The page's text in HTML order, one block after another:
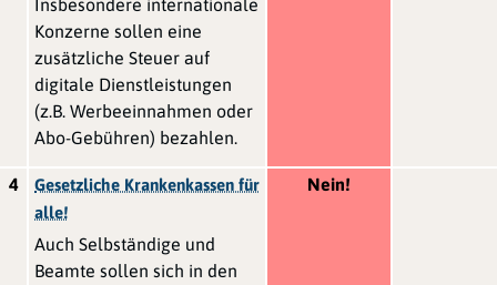
Insbesondere internationale
Konzerne sollen eine
zusätzliche Steuer auf
digitale Dienstleistungen
(z.B. Werbeeinnahmen oder
Abo-Gebühren) bezahlen.
4
Gesetzliche Krankenkassen für
alle!
Auch Selbständige und
Beamte sollen sich in den
Nein!